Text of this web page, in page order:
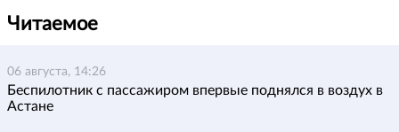
Читаемое
06 августа, 14:26
Беспилотник с пассажиром впервые поднялся в воздух в
Астане